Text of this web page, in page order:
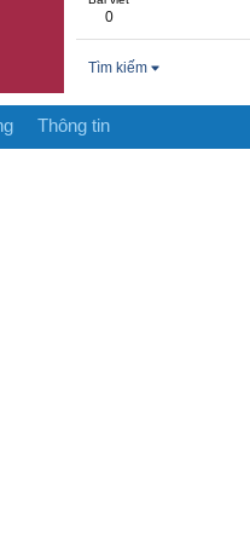
0
Tìm kiếm
Thông tin